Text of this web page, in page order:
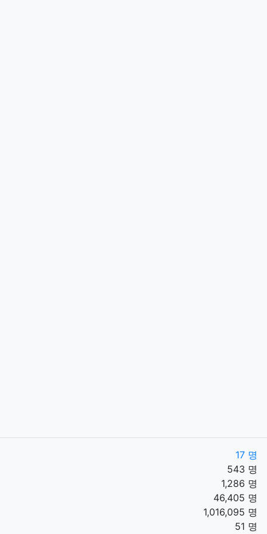
17 명
543 명
1,286 명
46,405 명
1,016,095 명
51 명